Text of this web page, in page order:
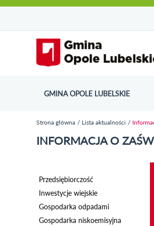
do
strony
do
menu
wyszukiwarki
ścieżki
nawigacyjnej
kategorii
aktualności
do
kalendarza
wydarzeń
do
galerii
do
stopki
GMINA OPOLE LUBELSKIE
Strona główna Lista aktualności
INFORMACJA O
Przedsiębiorczość
Inwestycje wiejskie
Gospodarka odpadami
Gospodarka niskoemisyjna